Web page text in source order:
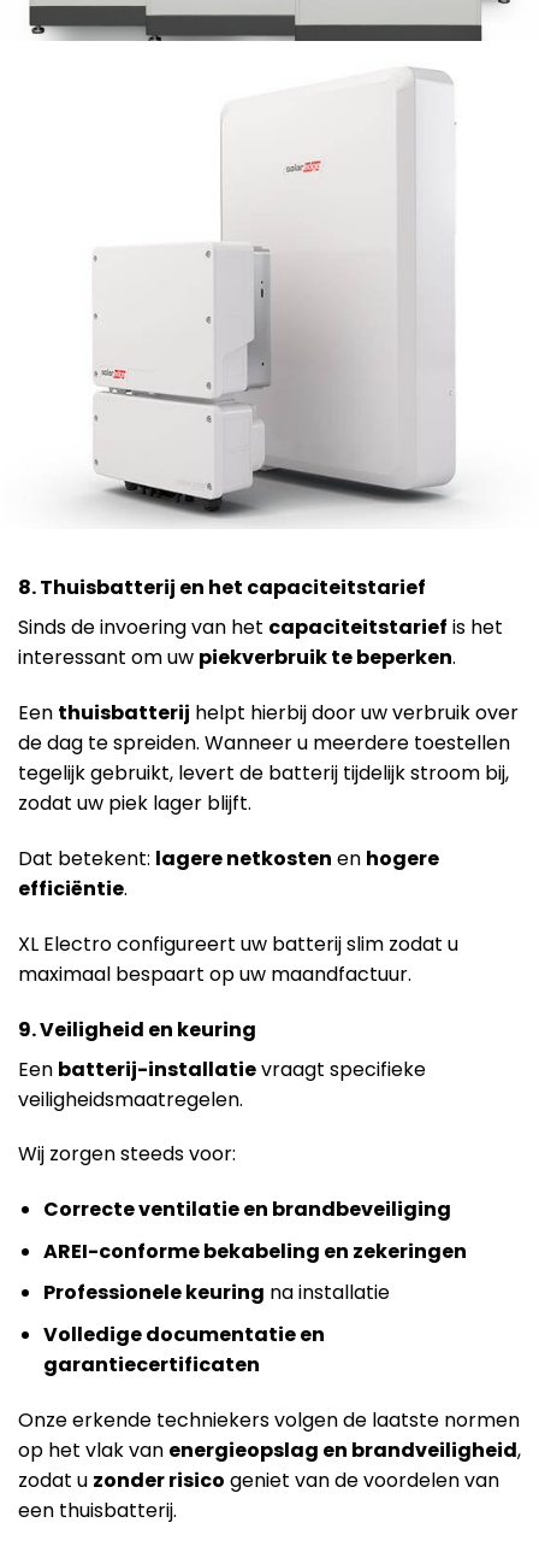
8. Thuisbatterij en het capaciteitstarief
Sinds de invoering van het capaciteitstarief is het
interessant om uw piekverbruik te beperken.
Een thuisbatterij helpt hierbij door uw verbruik over
de dag te spreiden. Wanneer u meerdere toestellen
tegelijk gebruikt, levert de batterij tijdelijk stroom bij,
zodat uw piek lager blijft.
Dat betekent: lagere netkosten en hogere
efficiëntie.
XL Electro configureert uw batterij slim zodat u
maximaal bespaart op uw maandfactuur.
9. Veiligheid en keuring
Een batterij-installatievraagt specifieke
veiligheidsmaatregelen.
Wij zorgen steeds voor:
Correcte ventilatie en brandbeveiliging
AREI-conforme bekabeling en zekeringen
Professionele keuring na installatie
Volledige documentatie en
garantiecertificaten
Onze erkende techniekers volgen de laatste normen
op het vlak van energieopslag en brandveiligheid,
zodat u zonder risico geniet van de voordelen van
een thuisbatterij.